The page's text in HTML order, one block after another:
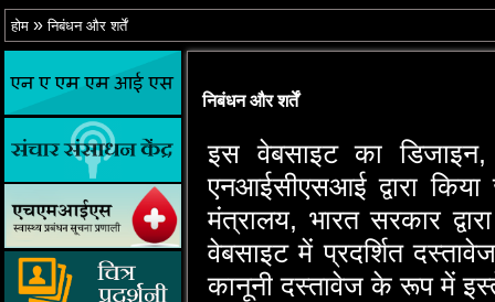
होम »निबंधन और शर्तें
निबंधन और शर्तें
इस वेबसाइट का
एनआईसीएसआई द्वारा
मंत्रालय, भारत सरकार
वेबसाइट में प्रदर्शित
कानूनी दस्‍तावेज के रूप में